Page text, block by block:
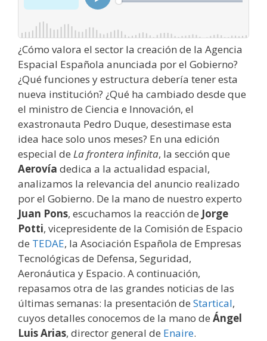
¿Cómo valora el sector la creación de la Agencia
Espacial Española anunciada por el Gobierno?
¿Qué funciones y estructura debería tener esta
nueva institución? ¿Qué ha cambiado desde que
el ministro de Ciencia e Innovación, el
exastronauta Pedro Duque, desestimase esta
idea hace solo unos meses? En una edición
especial de La frontera infinita, la sección que
Aerovía dedica a la actualidad espacial,
analizamos la relevancia del anuncio realizado
por el Gobierno. De la mano de nuestro experto
Juan Pons, escuchamos la reacción de Jorge
Potti, vicepresidente de la Comisión de Espacio
de TEDAE, la Asociación Española de Empresas
Tecnológicas de Defensa, Seguridad,
Aeronáutica y Espacio. A continuación,
repasamos otra de las grandes noticias de las
últimas semanas: la presentación de Startical,
cuyos detalles conocemos de la mano de Ángel
Luis Arias, director general de Enaire.